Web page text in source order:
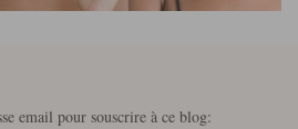
email pour souscrire à ce blog: